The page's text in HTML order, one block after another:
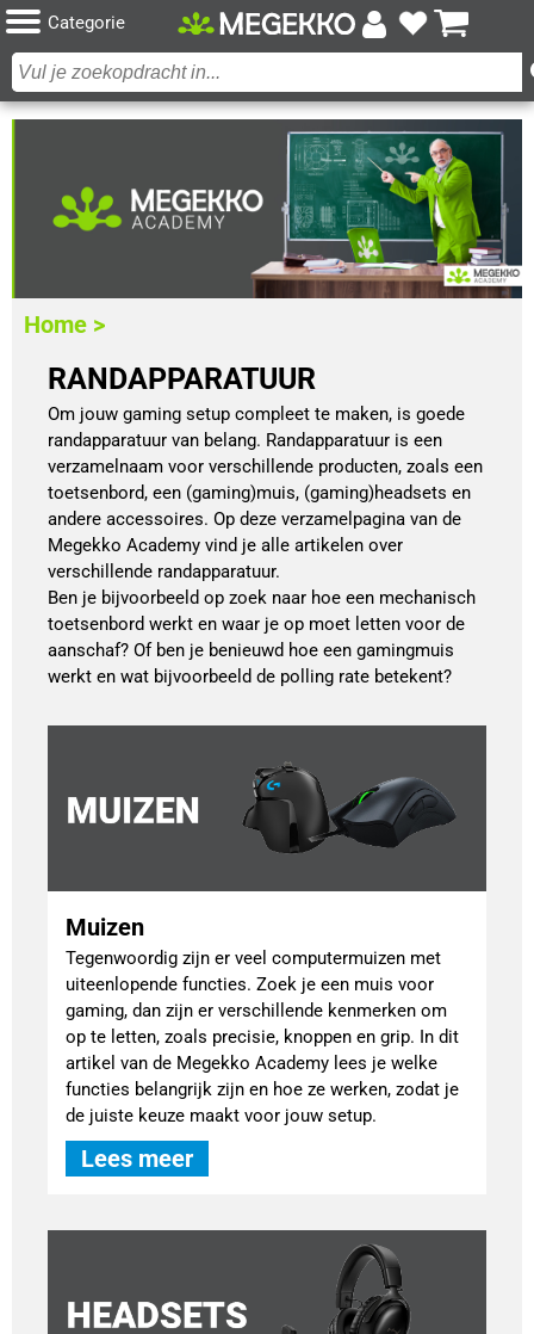
Categorie
Home >
RANDAPPARATUUR
Om jouw gaming setup compleet te maken, is goede
randapparatuur van belang. Randapparatuur is een
verzamelnaam voor verschillende producten, zoals een
toetsenbord, een (gaming)muis, (gaming)headsets en
andere accessoires. Op deze verzamelpagina van de
Megekko Academy vind je alle artikelen over
verschillende randapparatuur.
Ben je bijvoorbeeld op zoek naar hoe een mechanisch
toetsenbord werkt en waar je op moet letten voor de
aanschaf? Of ben je benieuwd hoe een gamingmuis
werkt en wat bijvoorbeeld de polling rate betekent?
Muizen
Tegenwoordig zijn er veel computermuizen met
uiteenlopende functies. Zoek je een muis voor
gaming, dan zijn er verschillende kenmerken om
op te letten, zoals precisie, knoppen en grip. In dit
artikel van de Megekko Academy lees je welke
functies belangrijk zijn en hoe ze werken, zodat je
de juiste keuze maakt voor jouw setup.
Lees meer